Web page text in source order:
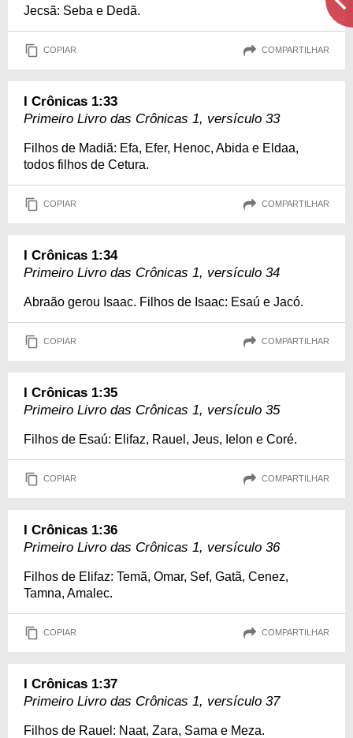
Jecsã: Seba e Dedã.
COPIAR COMPARTILHAR
I Crônicas 1:33
Primeiro Livro das Crônicas 1, versículo 33
Filhos de Madiã: Efa, Efer, Henoc, Abida e Eldaa,
todos filhos de Cetura.
COPIAR COMPARTILHAR
I Crônicas 1:34
Primeiro Livro das Crônicas 1, versículo 34
Abraão gerou Isaac. Filhos de Isaac: Esaú e Jacó.
COPIAR COMPARTILHAR
I Crônicas 1:35
Primeiro Livro das Crônicas 1, versículo 35
Filhos de Esaú: Elifaz, Rauel, Jeus, Ielon e Coré.
COPIAR COMPARTILHAR
I Crônicas 1:36
Primeiro Livro das Crônicas 1, versículo 36
Filhos de Elifaz: Temã, Omar, Sef, Gatã, Cenez,
Tamna, Amalec.
COPIAR COMPARTILHAR
I Crônicas 1:37
Primeiro Livro das Crônicas 1, versículo 37
Filhos de Rauel: Naat, Zara, Sama e Meza.